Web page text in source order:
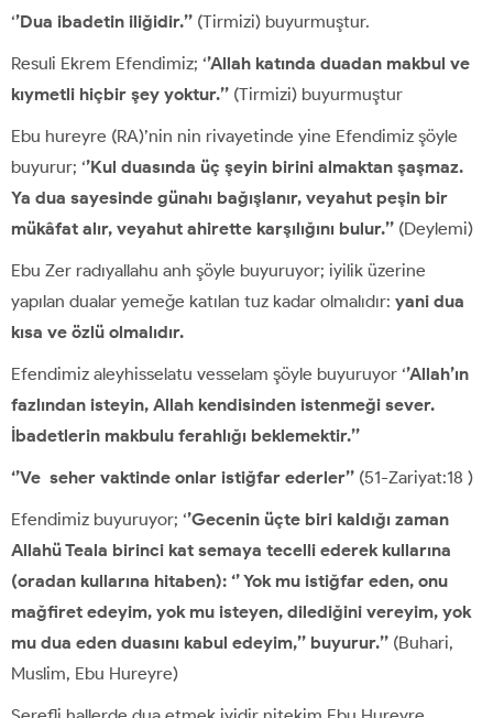
‘’Dua ibadetin iliğidir.’’ (Tirmizi) buyurmuştur.
Resuli Ekrem Efendimiz; ‘’Allah katında duadan makbul ve
kıymetli hiçbir şey yoktur.’’ (Tirmizi) buyurmuştur
Ebu hureyre (RA)’nin nin rivayetinde yine Efendimiz şöyle
buyurur; ‘’Kul duasında üç şeyin birini almaktan şaşmaz.
Ya dua sayesinde günahı bağışlanır, veyahut peşin bir
mükâfat alır, veyahut ahirette karşılığını bulur.’’ (Deylemi)
Ebu Zer radıyallahu anh şöyle buyuruyor; iyilik üzerine
yapılan dualar yemeğe katılan tuz kadar olmalıdır: yani dua
kısa ve özlü olmalıdır.
Efendimiz aleyhisselatu vesselam şöyle buyuruyor ‘’Allah’ın
fazlından isteyin, Allah kendisinden istenmeği sever.
İbadetlerin makbulu ferahlığı beklemektir.’’
‘’Ve seher vaktinde onlar istiğfar ederler’’ (51-Zariyat:18 )
Efendimiz buyuruyor; ‘’Gecenin üçte biri kaldığı zaman
Allahü Teala birinci kat semaya tecelli ederek kullarına
(oradan kullarına hitaben): ‘’ Yok mu istiğfar eden, onu
mağfiret edeyim, yok mu isteyen, dilediğini vereyim, yok
mu dua eden duasını kabul edeyim,’’ buyurur.’’ (Buhari,
Muslim, Ebu Hureyre)